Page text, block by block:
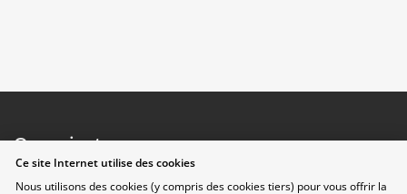
Organisateurs
Ce site Internet utilise des cookies
Nous utilisons des cookies (y compris des cookies tiers) pour vous offrir la